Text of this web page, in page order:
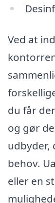
Ved at
du får
og gør
udbyder,
behov.
eller en